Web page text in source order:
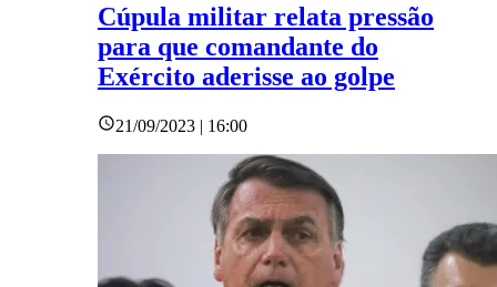
Cúpula militar relata pressão
para que comandante do
Exército aderisse ao golpe
21/09/2023 | 16:00